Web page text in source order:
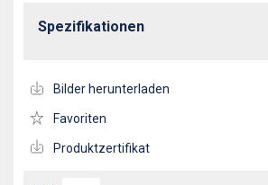
Spezifikationen
Bilder herunterladen
Favoriten
Produktzertifikat